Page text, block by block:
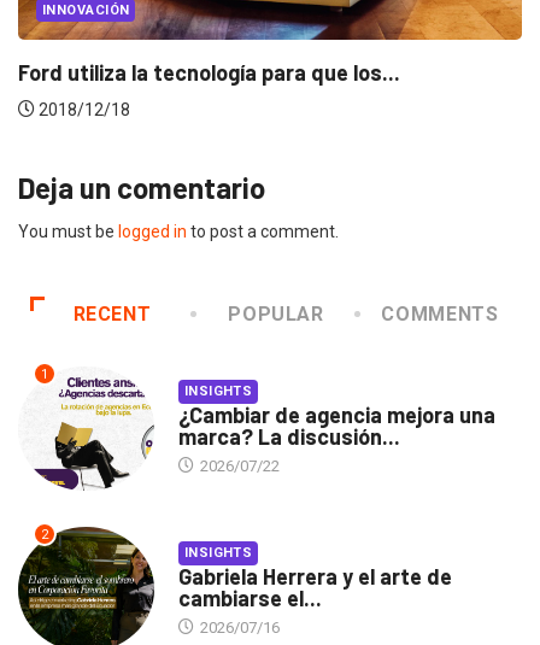
PUBLICIDAD PUBLICIDAD INTERNACIONAL
Bye bye WPP! BBDO es la nueva...
2018/10/09
Deja un comentario
You must be logged in to post a comment.
RECENT POPULAR COMMENTS
1
INSIGHTS
¿Cambiar de agencia mejora una
marca? La discusión...
2026/07/22
2
INSIGHTS
Gabriela Herrera y el arte de
cambiarse el...
2026/07/16